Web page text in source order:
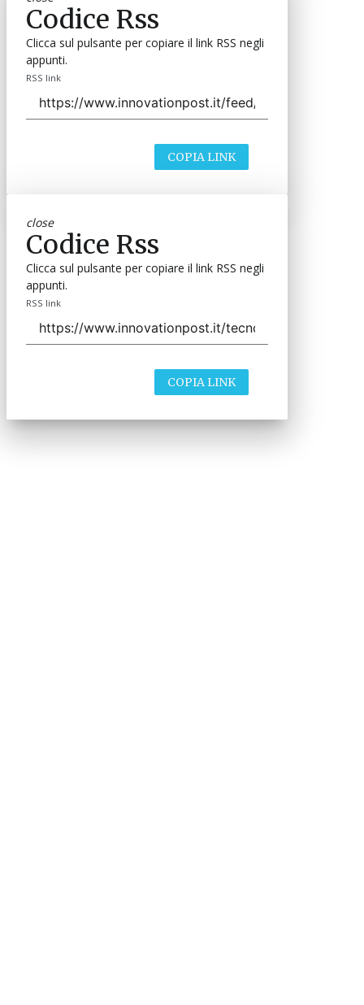
Codice Rss
Clicca sul pulsante per copiare il link RSS negli
appunti.
RSS link
COPIA LINK
close
Codice Rss
Clicca sul pulsante per copiare il link RSS negli
appunti.
RSS link
COPIA LINK